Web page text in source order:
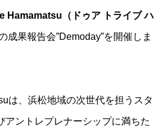
Hamamatsu（ドゥア トライブ ハ
成果報告会”Demoday”を開催しま
は、浜松地域の次世代を担うスタ
アントレプレナーシップに満ちた